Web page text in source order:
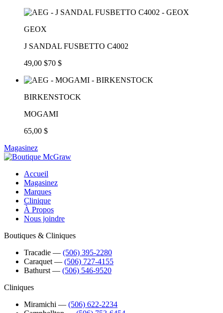
GEOX
J SANDAL FUSBETTO C4002
49,00 $70 $
BIRKENSTOCK
MOGAMI
65,00 $
Magasinez
Accueil
Magasinez
Marques
Clinique
À Propos
Nous joindre
Boutiques & Cliniques
Tracadie ― (506) 395-2280
Caraquet ― (506) 727-4155
Bathurst ― (506) 546-9520
Cliniques
Miramichi ― (506) 622-2234